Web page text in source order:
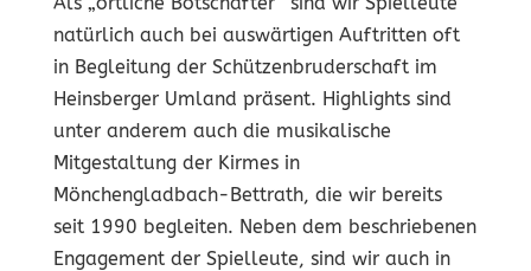
natürlich auch bei auswärtigen Auftritten oft
in Begleitung der Schützenbruderschaft im
Heinsberger Umland präsent. Highlights sind
unter anderem auch die musikalische
Mitgestaltung der Kirmes in
Mönchengladbach-Bettrath, die wir bereits
seit 1990 begleiten. Neben dem beschriebenen
Engagement der Spielleute, sind wir auch in